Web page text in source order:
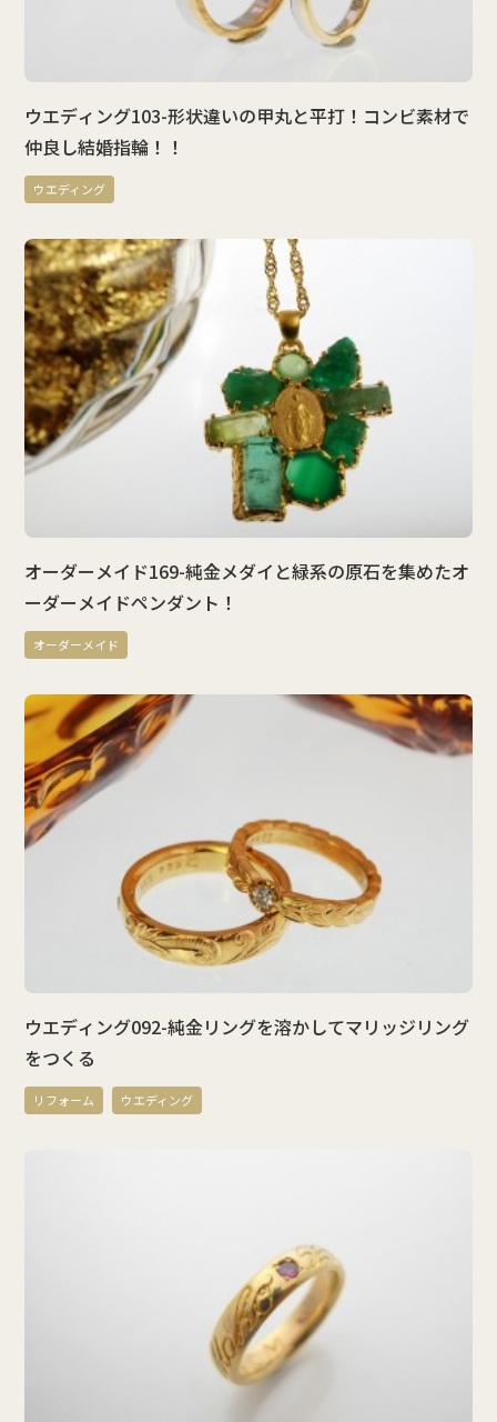
ウエディング103-形状違いの甲丸と平打！コンビ素材で
仲良し結婚指輪！！
ウエディング
オーダーメイド169-純金メダイと緑系の原石を集めたオ
ーダーメイドペンダント！
オーダーメイド
ウエディング092-純金リングを溶かしてマリッジリング
をつくる
リフォーム ウエディング